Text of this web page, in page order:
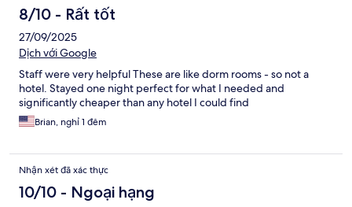
8/10 - Rất tốt
27/09/2025
Dịch với Google
Staff were very helpful These are like dorm rooms - so not a
hotel. Stayed one night perfect for what I needed and
significantly cheaper than any hotel I could find
Brian, nghỉ 1 đêm
Nhận xét đã xác thực
10/10 - Ngoại hạng